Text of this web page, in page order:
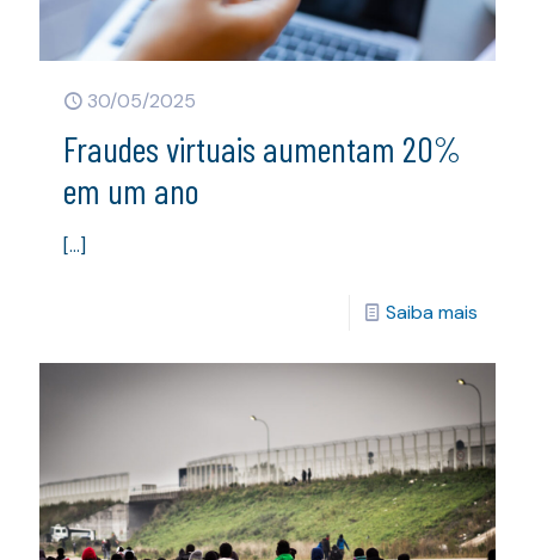
30/05/2025
Fraudes virtuais aumentam 20%
em um ano
[…]
Saiba mais